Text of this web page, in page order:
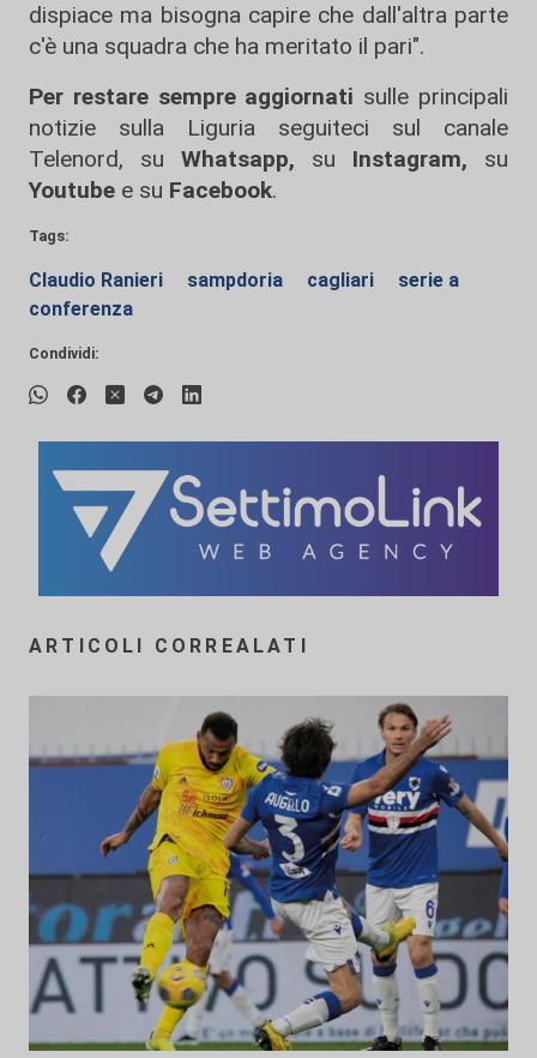
dispiace ma bisogna capire che dall'altra parte
c'è una squadra che ha meritato il pari".
Per restare sempre aggiornati sulle principali
notizie sulla Liguria seguiteci sul canale
Telenord, su
Whatsapp, su Instagram, su
Youtube e su Facebook.
Tags:
Claudio Ranieri sampdoria cagliari
serie a
conferenza
Condividi:
ARTICOLI CORREALATI